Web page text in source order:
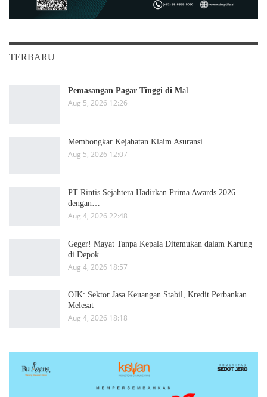
TERBARU
Pemasangan Pagar Tinggi di Mal
Aug 5, 2026 12:26
Membongkar Kejahatan Klaim Asuransi
Aug 5, 2026 12:07
PT Rintis Sejahtera Hadirkan Prima Awards 2026
dengan…
Aug 4, 2026 22:48
Geger! Mayat Tanpa Kepala Ditemukan dalam Karung
di Depok
Aug 4, 2026 18:57
OJK: Sektor Jasa Keuangan Stabil, Kredit Perbankan
Melesat
Aug 4, 2026 18:18